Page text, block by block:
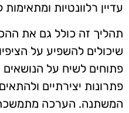
עדיין רלוונטיות
תהליך זה כולל גם את
שיכולים להשפיע על
פתוחים לשיח על הנושאים
פתרונות יצירתיים
המשתנה. הערכה